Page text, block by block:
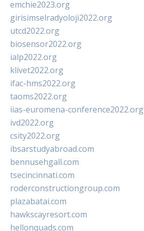
emchie2023.org
girisimselradyoloji2022.org
utcd2022.org
biosensor2022.org
ialp2022.org
klivet2022.org
ifac-hms2022.org
taoms2022.org
iias-euromena-conference2022.org
ivd2022.org
csity2022.org
ibsarstudyabroad.com
bennusehgall.com
tsecincinnati.com
roderconstructiongroup.com
plazabatai.com
hawkscayresort.com
hellonquads.com